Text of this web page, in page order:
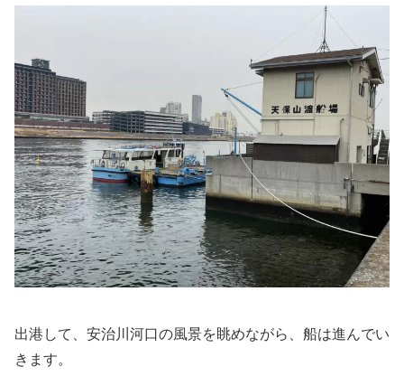
出港して、安治川河口の風景を眺めながら、船は進んでい
きます。